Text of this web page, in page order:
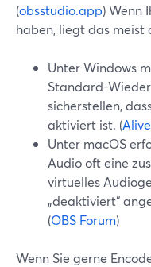
(obsstudio.app) Wenn
haben, liegt das meist
Unter Windows
Standard-
sicherstellen,
aktiviert ist. (
Unter macOS
Audio oft eine
virtuelles
„deaktiviert“
(OBS Forum)
Wenn Sie gerne